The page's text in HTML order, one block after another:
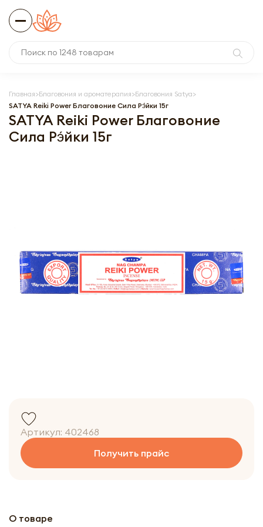
Главная Благовония и ароматерапия Благовония Satya
SATYA Reiki Power Благовоние Сила Рэ́йки 15г
SATYA Reiki Power Благовоние
Сила Рэ́йки 15г
Артикул: 402468
Получить прайс
О товаре